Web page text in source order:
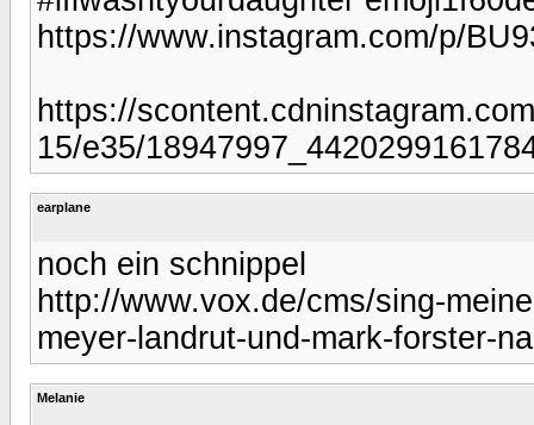
https://www.instagram.com/p/
https://
15/e35/
earplane
noch ein schnippel
http://www.vox.de/cms/sing-
meyer-landrut-und-mark-forster-
Melanie